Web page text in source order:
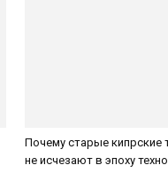
Почему старые кипрские
не исчезают в эпоху